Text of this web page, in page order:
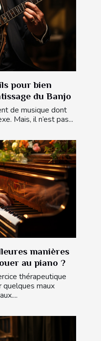
pour bien
du Banjo
de musique dont
Mais, il n’est pas...
manières
au piano ?
thérapeutique
maux